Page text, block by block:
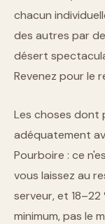
chacun
des autres par
désert
Revenez pour le
Les choses dont
adéquatement
Pourboire : ce
vous laissez au
serveur, et
minimum, pas le